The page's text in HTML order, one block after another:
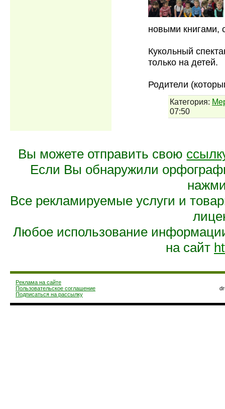
новыми книгами,
Кукольный
только на детей.
Родители
Категория:
07:50
Вы можете отправить свою
Если Вы обнаружили
Все рекламируемые услуги и
Любое использование
на сайт
Реклама на сайте
Пользовательское соглашение
Подписаться на рассылку